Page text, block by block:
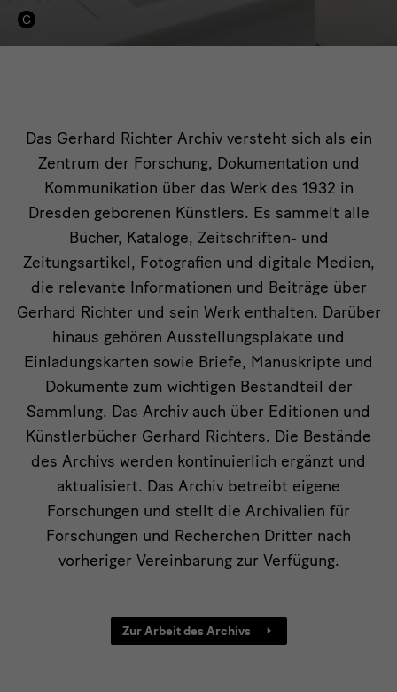
Richter
Das
Gerhard
Richter
Archiv
Das Gerhard Richter Archiv versteht sich als ein
Zentrum der Forschung, Dokumentation und
Kommunikation über das Werk des 1932 in
Dresden geborenen Künstlers. Es sammelt alle
Bücher, Kataloge, Zeitschriften- und
Zeitungsartikel, Fotografien und digitale Medien,
die relevante Informationen und Beiträge über
Gerhard Richter und sein Werk enthalten. Darüber
hinaus gehören Ausstellungsplakate und
Einladungskarten sowie Briefe, Manuskripte und
Dokumente zum wichtigen Bestandteil der
Sammlung. Das Archiv auch über Editionen und
Künstlerbücher Gerhard Richters. Die Bestände
des Archivs werden kontinuierlich ergänzt und
aktualisiert. Das Archiv betreibt eigene
Forschungen und stellt die Archivalien für
Forschungen und Recherchen Dritter nach
vorheriger Vereinbarung zur Verfügung.
Zur Arbeit des Archivs